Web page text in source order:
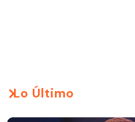
Lo Último